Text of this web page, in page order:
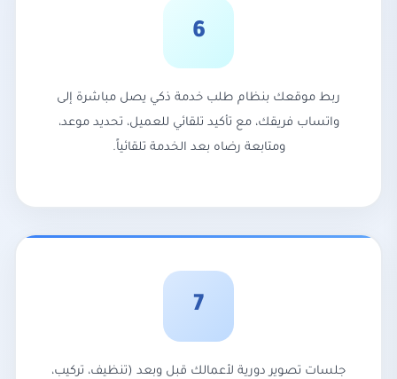
6
ربط موقعك بنظام طلب خدمة ذكي يصل مباشرة إلى
واتساب فريقك، مع تأكيد تلقائي للعميل، تحديد موعد،
ومتابعة رضاه بعد الخدمة تلقائياً.
7
جلسات تصوير دورية لأعمالك قبل وبعد (تنظيف، تركيب،